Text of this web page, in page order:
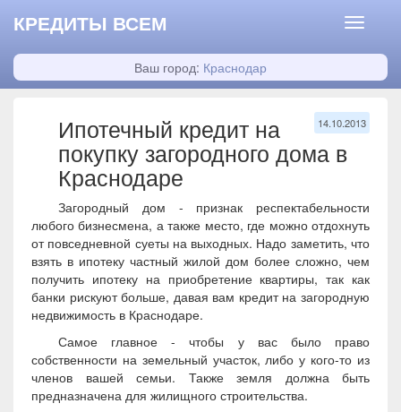
КРЕДИТЫ ВСЕМ
Ваш город: Краснодар
14.10.2013
Ипотечный кредит на
покупку загородного дома в
Краснодаре
Загородный дом - признак респектабельности
любого бизнесмена, а также место, где можно отдохнуть
от повседневной суеты на выходных. Надо заметить, что
взять в ипотеку частный жилой дом более сложно, чем
получить ипотеку на приобретение квартиры, так как
банки рискуют больше, давая вам кредит на загородную
недвижимость в Краснодаре.
Самое главное - чтобы у вас было право
собственности на земельный участок, либо у кого-то из
членов вашей семьи. Также земля должна быть
предназначена для жилищного строительства.